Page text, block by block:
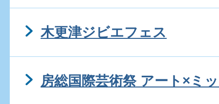
木更津ジビエフェス
房総国際芸術祭 アート×ミ